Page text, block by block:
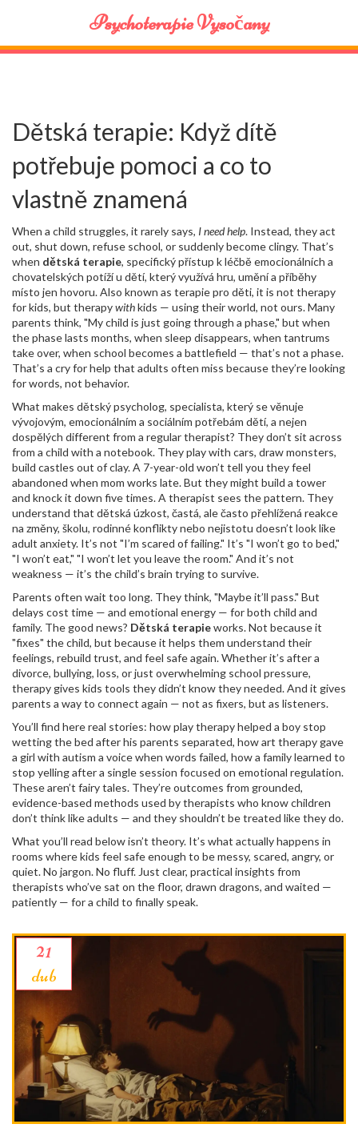
Psychoterapie Vysočany
Dětská terapie: Když dítě
potřebuje pomoci a co to
vlastně znamená
When a child struggles, it rarely says, I need help. Instead, they act
out, shut down, refuse school, or suddenly become clingy. That’s
when dětská terapie, specifický přístup k léčbě emocionálních a
chovatelských potíží u dětí, který využívá hru, umění a příběhy
místo jen hovoru. Also known as terapie pro děti, it is not therapy
for kids, but therapywithkids — using their world, not ours.Many
parents think, "My child is just going through a phase," but when
the phase lasts months, when sleep disappears, when tantrums
take over, when school becomes a battlefield — that’s not a phase.
That’s a cry for help that adults often miss because they’re looking
for words, not behavior.
What makes dětský psycholog, specialista, který se věnuje
vývojovým, emocionálním a sociálním potřebám dětí, a nejen
dospělých different from a regular therapist? They don’t sit across
from a child with a notebook. They play with cars, draw monsters,
build castles out of clay. A 7-year-old won’t tell you they feel
abandoned when mom works late. But they might build a tower
and knock it down five times. A therapist sees the pattern. They
understand that dětská úzkost, častá, ale často přehlížená reakce
na změny, školu, rodinné konflikty nebo nejistotu doesn’t look like
adult anxiety. It’s not "I’m scared of failing." It’s "I won’t go to bed,"
"I won’t eat," "I won’t let you leave the room." And it’s not
weakness — it’s the child’s brain trying to survive.
Parents often wait too long. They think, "Maybe it’ll pass." But
delays cost time — and emotional energy — for both child and
family. The good news? Dětská terapieworks. Not because it
"fixes" the child, but because it helps them understand their
feelings, rebuild trust, and feel safe again. Whether it’s after a
divorce, bullying, loss, or just overwhelming school pressure,
therapy gives kids tools they didn’t know they needed. And it gives
parents a way to connect again — not as fixers, but as listeners.
You’ll find here real stories: how play therapy helped a boy stop
wetting the bed after his parents separated, how art therapy gave
a girl with autism a voice when words failed, how a family learned to
stop yelling after a single session focused on emotional regulation.
These aren’t fairy tales. They’re outcomes from grounded,
evidence-based methods used by therapists who know children
don’t think like adults — and they shouldn’t be treated like they do.
What you’ll read below isn’t theory. It’s what actually happens in
rooms where kids feel safe enough to be messy, scared, angry, or
quiet. No jargon. No fluff. Just clear, practical insights from
therapists who’ve sat on the floor, drawn dragons, and waited —
patiently — for a child to finally speak.
21
dub